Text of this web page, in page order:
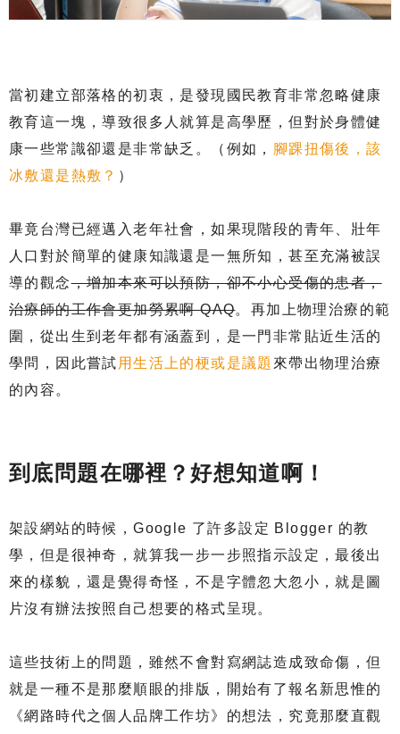
當初建立部落格的初衷，是發現國民教育非常忽略健康
教育這一塊，導致很多人就算是高學歷，但對於身體健
康一些常識卻還是非常缺乏。（例如， 腳踝扭傷後，該
冰敷還是熱敷？ ）
畢竟台灣已經邁入老年社會，如果現階段的青年、壯年
人口對於簡單的健康知識還是一無所知，甚至充滿被誤
導的觀念，增加本來可以預防，卻不小心受傷的患者，
治療師的工作會更加勞累啊 QAQ。再加上物理治療的範
圍，從出生到老年都有涵蓋到，是一門非常貼近生活的
學問，因此嘗試 用生活上的梗或是議題 來帶出物理治療
的內容。
到底問題在哪裡？好想知道啊！
架設網站的時候，Google 了許多設定 Blogger 的教
學，但是很神奇，就算我一步一步照指示設定，最後出
來的樣貌，還是覺得奇怪，不是字體忽大忽小，就是圖
片沒有辦法按照自己想要的格式呈現。
這些技術上的問題，雖然不會對寫網誌造成致命傷，但
就是一種不是那麼順眼的排版，開始有了報名新思惟的
《網路時代之個人品牌工作坊》的想法，究竟那麼直觀